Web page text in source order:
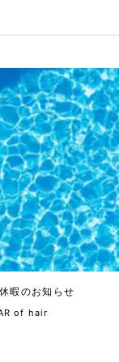
暇のお知らせ
of hair